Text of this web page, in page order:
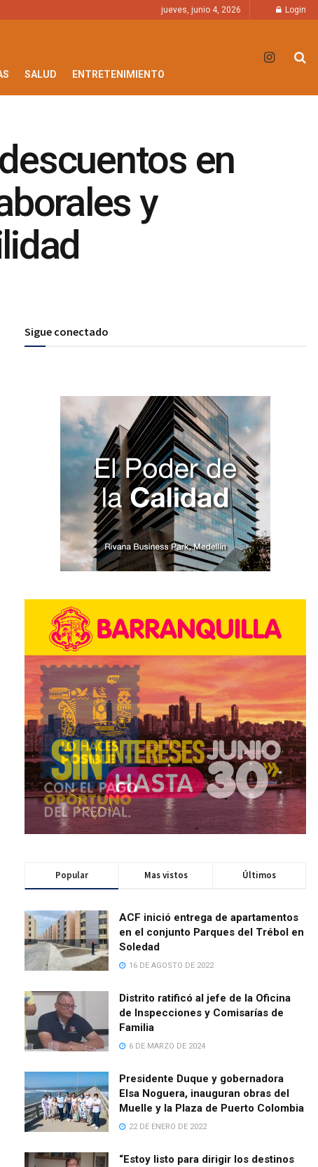
jueves, junio 4, 2026 Login
SALUD ENTRETENIMIENTO
en
y
Sigue conectado
Popular Mas vistos Últimos
ACF inició entrega de apartamentos
en el conjunto Parques del Trébol en
Soledad
16 DE AGOSTO DE 2022
Distrito ratificó al jefe de la Oficina
de Inspecciones y Comisarías de
Familia
6 DE MARZO DE 2024
Presidente Duque y gobernadora
Elsa Noguera, inauguran obras del
Muelle y la Plaza de Puerto Colombia
22 DE ENERO DE 2022
“Estoy listo para dirigir los destinos